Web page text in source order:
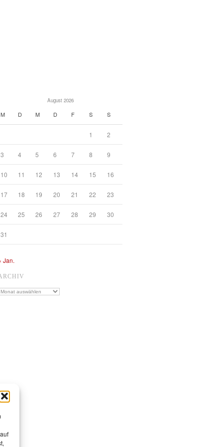
August 2026
M D M D F S S
1 2
3 4 5 6 7 8 9
10 11 12 13 14 15 16
17 18 19 20 21 22 23
24 25 26 27 28 29 30
31
Jan.